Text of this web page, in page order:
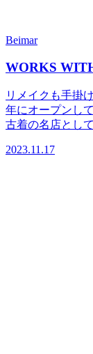
Beimar
WORKS
リメイクも手掛
年にオープンし
古着の名店とし
2023.11.17